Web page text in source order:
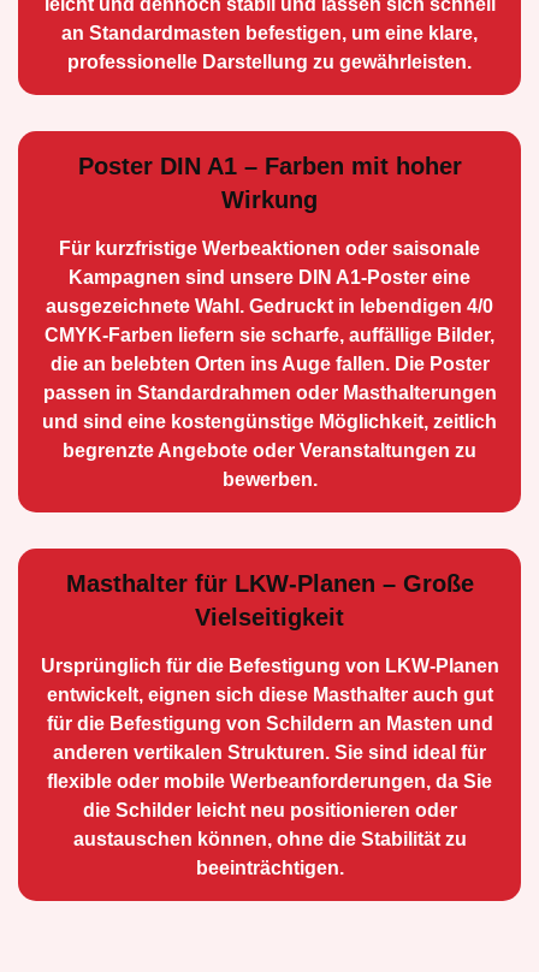
an Standard­masten befestigen, um eine klare,
professionelle Darstellung zu gewährleisten.
Poster DIN A1 – Farben mit hoher
Wirkung
Für kurzfristige Werbe­aktionen oder saisonale
Kampagnen sind unsere DIN A1-Poster eine
ausge­zeichnete Wahl. Gedruckt in lebendigen 4/0
CMYK-Farben liefern sie scharfe, auffällige Bilder,
die an belebten Orten ins Auge fallen. Die Poster
passen in Standardrahmen oder Masthalterungen
und sind eine kostengünstige Möglichkeit, zeitlich
begrenzte Angebote oder Veranstaltungen zu
bewerben.
Masthalter für LKW-Planen – Große
Vielseitigkeit
Ursprünglich für die Be­festigung von LKW-Planen
entwickelt, eignen sich diese Masthalter auch gut
für die Befestigung von Schildern an Masten und
anderen vertikalen Strukturen. Sie sind ideal für
flexible oder mobile Werbean­forderungen, da Sie
die Schilder leicht neu positio­nieren oder
austauschen können, ohne die Stabilität zu
beeinträchtigen.